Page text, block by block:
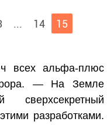
... 14 15
всех альфа-плюс
— На Земле
сверхсекретный
разработками.